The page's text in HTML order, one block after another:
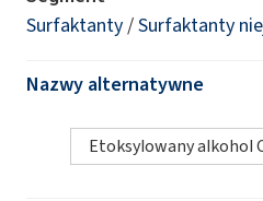
Surfaktanty /Surfaktanty
Nazwy alternatywne
Etoksylowany alkohol